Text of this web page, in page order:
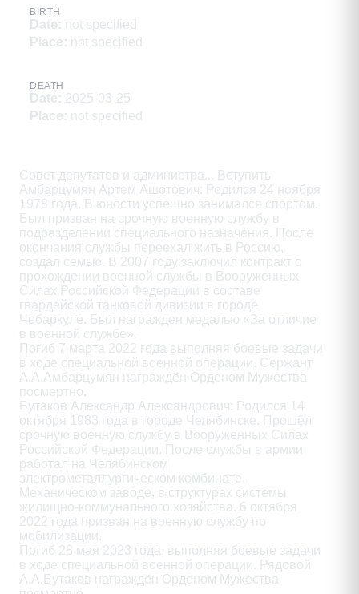
BIRTH
Date: not specified
Place: not specified
DEATH
Date: 2025-03-25
Place: not specified
Совет депутатов и администра... Вступить
Амбарцумян Артем Ашотович: Родился 24 ноября
1978 года. В юности успешно занимался спортом.
Был призван на срочную военную службу в
подразделении специального назначения. После
окончания службы переехал жить в Россию,
создал семью. В 2007 году заключил контракт о
прохождении военной службы в Вооруженных
Силах Российской Федерации в составе
гвардейской танковой дивизии в городе
Чебаркуле. Был награжден медалью «За отличие
в военной службе».
Погиб 7 марта 2022 года выполняя боевые задачи
в ходе специальной военной операции. Сержант
А.А.Амбарцумян награждён Орденом Мужества
посмертно.
Бутаков Александр Александрович: Родился 14
октября 1983 года в городе Челябинске. Прошёл
срочную военную службу в Вооруженных Силах
Российской Федерации. После службы в армии
работал на Челябинском
электрометаллургическом комбинате,
Механическом заводе, в структурах системы
жилищно-коммунального хозяйства. 6 октября
2022 года призван на военную службу по
мобилизации.
Погиб 28 мая 2023 года, выполняя боевые задачи
в ходе специальной военной операции. Рядовой
А.А.Бутаков награждён Орденом Мужества